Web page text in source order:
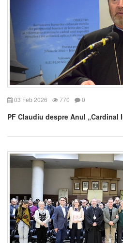
03 Feb 2026 770 0
PF Claudiu despre Anul „Cardinal